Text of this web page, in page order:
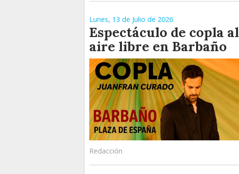
Lunes, 13 de Julio de 2026
Espectáculo de copla al
aire libre en Barbaño
Redacción